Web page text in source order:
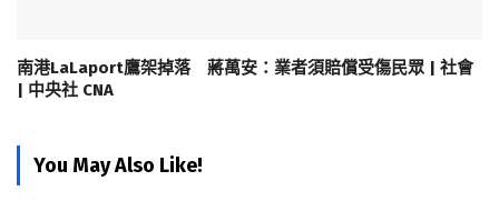
南港LaLaport鷹架掉落 蔣萬安：業者須賠償受傷民眾 | 社會
| 中央社 CNA
You May Also Like!